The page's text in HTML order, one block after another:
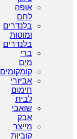
אופה
לחם
בלנדרים
ומוטות
בלנדרים
ברי
מים
קומקומים
אביזרי
חימום
לבית
שואבי
אבק
מייצר
קוביות